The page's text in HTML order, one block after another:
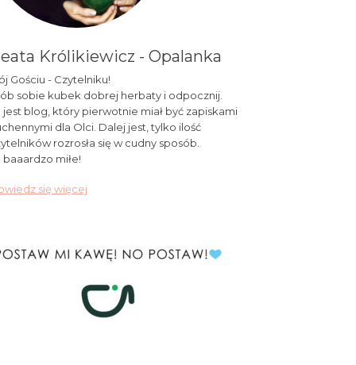
Królikiewicz - Opalanka
Gościu - Czytelniku!
sobie kubek dobrej herbaty i odpocznij.
jest blog, który pierwotnie miał być zapiskami
dla Olci. Dalej jest, tylko ilość
rozrosła się w cudny sposób.
baaardzo miłe!
się więcej